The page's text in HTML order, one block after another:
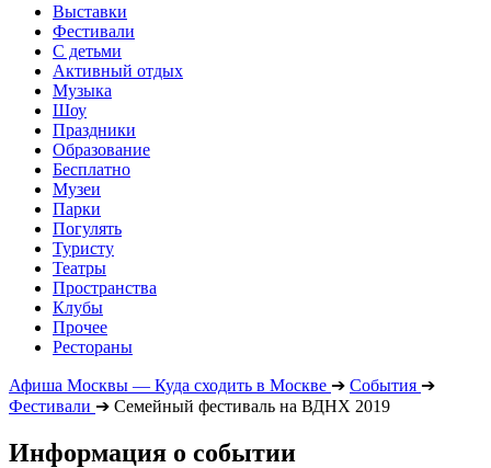
Выставки
Фестивали
С детьми
Активный отдых
Музыка
Шоу
Праздники
Образование
Бесплатно
Музеи
Парки
Погулять
Туристу
Театры
Пространства
Клубы
Прочее
Рестораны
Афиша Москвы — Куда сходить в Москве ➔ События ➔
Фестивали ➔ Семейный фестиваль на ВДНХ 2019
Информация о событии